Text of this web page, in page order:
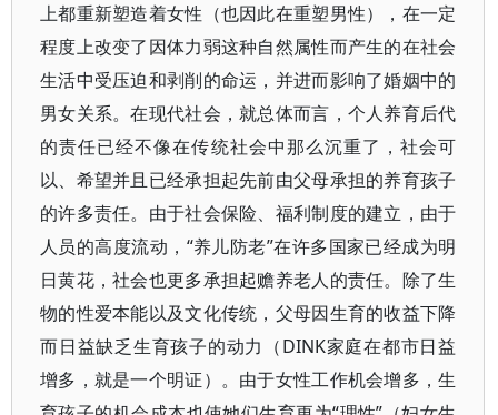
上都重新塑造着女性（也因此在重塑男性），在一定
程度上改变了因体力弱这种自然属性而产生的在社会
生活中受压迫和剥削的命运，并进而影响了婚姻中的
男女关系。在现代社会，就总体而言，个人养育后代
的责任已经不像在传统社会中那么沉重了，社会可
以、希望并且已经承担起先前由父母承担的养育孩子
的许多责任。由于社会保险、福利制度的建立，由于
人员的高度流动，“养儿防老”在许多国家已经成为明
日黄花，社会也更多承担起赡养老人的责任。除了生
物的性爱本能以及文化传统，父母因生育的收益下降
而日益缺乏生育孩子的动力（DINK家庭在都市日益
增多，就是一个明证）。由于女性工作机会增多，生